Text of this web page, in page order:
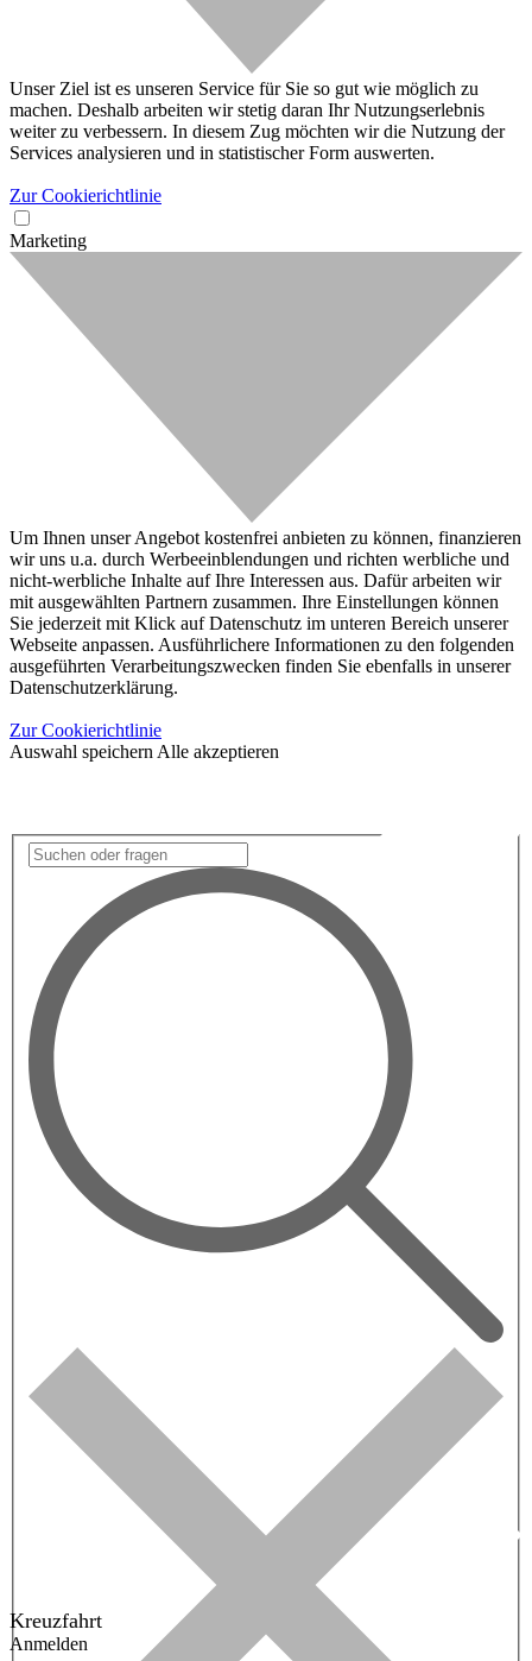
Unser Ziel ist es unseren Service für Sie so gut wie möglich zu
machen. Deshalb arbeiten wir stetig daran Ihr Nutzungserlebnis
weiter zu verbessern. In diesem Zug möchten wir die Nutzung der
Services analysieren und in statistischer Form auswerten.
Zur Cookierichtlinie
Marketing
Um Ihnen unser Angebot kostenfrei anbieten zu können, finanzieren
wir uns u.a. durch Werbeeinblendungen und richten werbliche und
nicht-werbliche Inhalte auf Ihre Interessen aus. Dafür arbeiten wir
mit ausgewählten Partnern zusammen. Ihre Einstellungen können
Sie jederzeit mit Klick auf Datenschutz im unteren Bereich unserer
Webseite anpassen. Ausführlichere Informationen zu den folgenden
ausgeführten Verarbeitungszwecken finden Sie ebenfalls in unserer
Datenschutzerklärung.
Zur Cookierichtlinie
Auswahl speichern Alle akzeptieren
Kreuzfahrt
Anmelden